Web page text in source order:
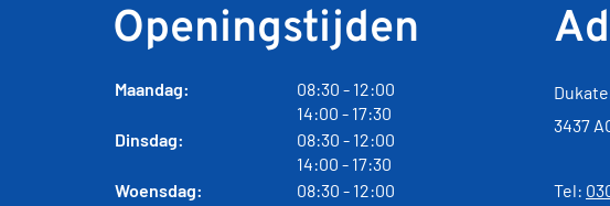
Openingstijden
Maandag: 08:30 t
o
t
- 12:00
14:00 t
o
t
- 17:30
Dinsdag:
08:30 t
o
t
- 12:00
14:00 t
o
- 17:30
Woensdag:
08:30 t
- 12:00
3437
Tel: